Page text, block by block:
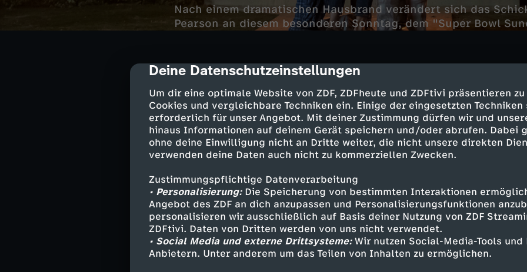
cmp-dialog-description
Deine Datenschutzeinstellungen
Um dir eine optimale Website von ZDF, ZDFheute und ZDFtivi präsentieren
Cookies und vergleichbare Techniken ein. Einige der eingesetzten
erforderlich für unser Angebot. Mit deiner Zustimmung dürfen wir und
hinaus Informationen auf deinem Gerät speichern und/oder abrufen. Dabei
ohne deine Einwilligung nicht an Dritte weiter, die nicht unsere direkten
verwenden deine Daten auch nicht zu kommerziellen Zwecken.
Zustimmungspflichtige Datenverarbeitung
• Personalisierung:Die Speicherung von bestimmten Interaktionen
Angebot des ZDF an dich anzupassen und Personalisierungsfunktionen
personalisieren wir ausschließlich auf Basis deiner Nutzung von ZDF
ZDFtivi. Daten von Dritten werden von uns nicht verwendet.
• Social Media und externe Drittsysteme:Wir nutzen Social-Media-Tools und
Anbietern. Unter anderem um das Teilen von Inhalten zu ermöglichen.
Nach einem dramatischen Hausbrand verändert sich das
Pearson an diesem besonderen Sonntag, dem "Super Bowl
Darsteller
Jack Pearson - Milo Ventimiglia
Rebecca Pearson - Mandy Moore
Randall Pearson - Sterling K. Brown
Kate Pearson - Chrissy Metz
Kevin Pearson - Justin Hartley
Toby Damon - Chris Sullivan
William Hill - Ron Cephas Jones
Miguel Rivas - Jon Huertas
Sophie Larson - Alexandra Breckenridge
Tess Pearson - Eris Baker
Annie Pearson - Faithe Herman